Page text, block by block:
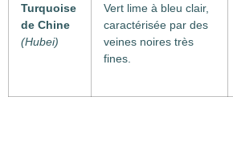
Turquoise
de Chine
(Hubei)
Vert lime à bleu clair,
caractérisée par des
veines noires très
fines.